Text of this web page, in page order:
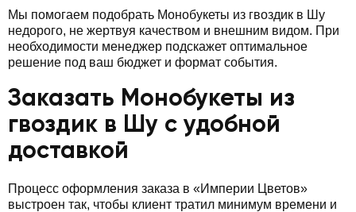
Мы помогаем подобрать Монобукеты из гвоздик в Шу
недорого, не жертвуя качеством и внешним видом. При
необходимости менеджер подскажет оптимальное
решение под ваш бюджет и формат события.
Заказать Монобукеты из
гвоздик в Шу с удобной
доставкой
Процесс оформления заказа в «Империи Цветов»
выстроен так, чтобы клиент тратил минимум времени и